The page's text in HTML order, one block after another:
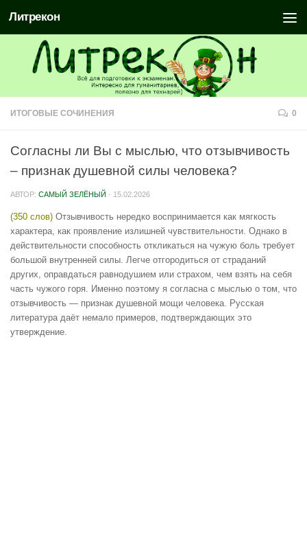
Литрекон
ИТОГОВЫЕ СОЧИНЕНИЯ 0
Согласны ли Вы с мыслью, что отзывчивость
– признак душевной силы человека?
АВТОР: САМЫЙ ЗЕЛЁНЫЙ · 15.02.2026
(350 слов) Отзывчивость нередко воспринимается как мягкость
характера, как проявление излишней чувствительности. Однако в
действительности способность откликаться на чужую боль требует
большой внутренней силы. Легче отгородиться от страданий
других, оправдаться равнодушием или страхом, чем взять на себя
часть чужого горя. Именно поэтому я согласна с мыслью о том, что
отзывчивость — признак душевной мощи человека. Русская
литература даёт немало примеров, подтверждающих это
утверждение.